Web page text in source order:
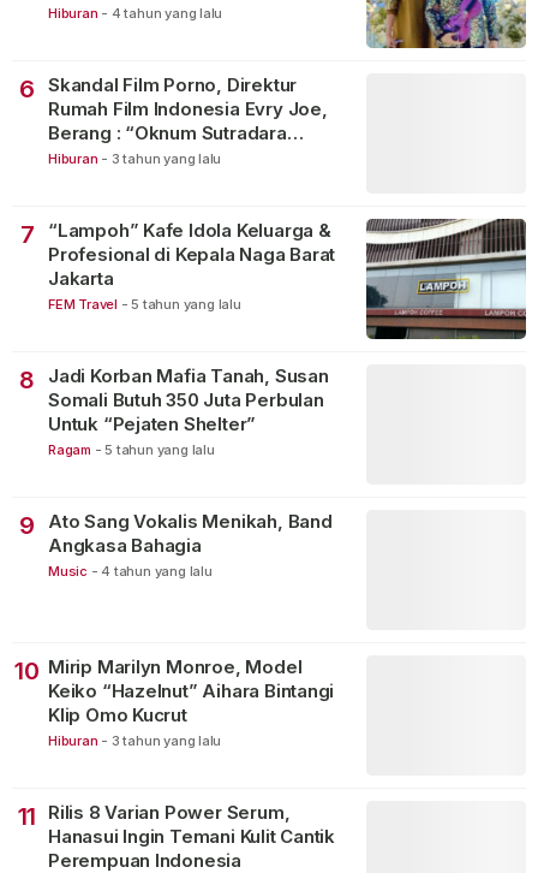
Hiburan - 4 tahun yang lalu
6
Skandal Film Porno, Direktur
Rumah Film Indonesia Evry Joe,
Berang : “Oknum Sutradara
Merusak Perfilman Indonesia”!
Hiburan - 3 tahun yang lalu
7
“Lampoh” Kafe Idola Keluarga &
Profesional di Kepala Naga Barat
Jakarta
FEM Travel - 5 tahun yang lalu
8
Jadi Korban Mafia Tanah, Susan
Somali Butuh 350 Juta Perbulan
Untuk “Pejaten Shelter”
Ragam - 5 tahun yang lalu
9
Ato Sang Vokalis Menikah, Band
Angkasa Bahagia
Music - 4 tahun yang lalu
10 Mirip Marilyn Monroe, Model
Keiko “Hazelnut” Aihara Bintangi
Klip Omo Kucrut
Hiburan - 3 tahun yang lalu
11
Rilis 8 Varian Power Serum,
Hanasui Ingin Temani Kulit Cantik
Perempuan Indonesia